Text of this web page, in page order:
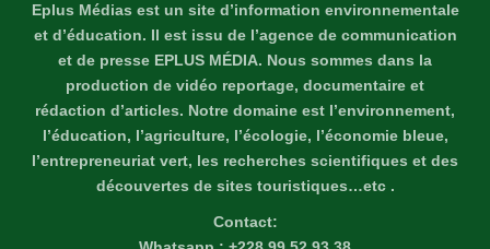
Eplus Médias est un site d’information environnementale
et d’éducation. Il est issu de l’agence de communication
et de presse EPLUS MÉDIA. Nous sommes dans la
production de vidéo reportage, documentaire et
rédaction d’articles. Notre domaine est l’environnement,
l’éducation, l’agriculture, l’écologie, l’économie bleue,
l’entrepreneuriat vert, les recherches scientifiques et des
découvertes de sites touristiques…etc .
Contact: